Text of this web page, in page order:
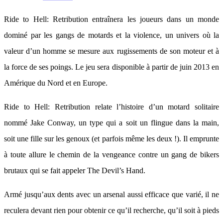
Ride to Hell: Retribution entraînera les joueurs dans un monde
dominé par les gangs de motards et la violence, un univers où la
valeur d’un homme se mesure aux rugissements de son moteur et à
la force de ses poings. Le jeu sera disponible à partir de juin 2013 en
Amérique du Nord et en Europe.
Ride to Hell: Retribution relate l’histoire d’un motard solitaire
nommé Jake Conway, un type qui a soit un flingue dans la main,
soit une fille sur les genoux (et parfois même les deux !). Il emprunte
à toute allure le chemin de la vengeance contre un gang de bikers
brutaux qui se fait appeler The Devil’s Hand.
Armé jusqu’aux dents avec un arsenal aussi efficace que varié, il ne
reculera devant rien pour obtenir ce qu’il recherche, qu’il soit à pieds